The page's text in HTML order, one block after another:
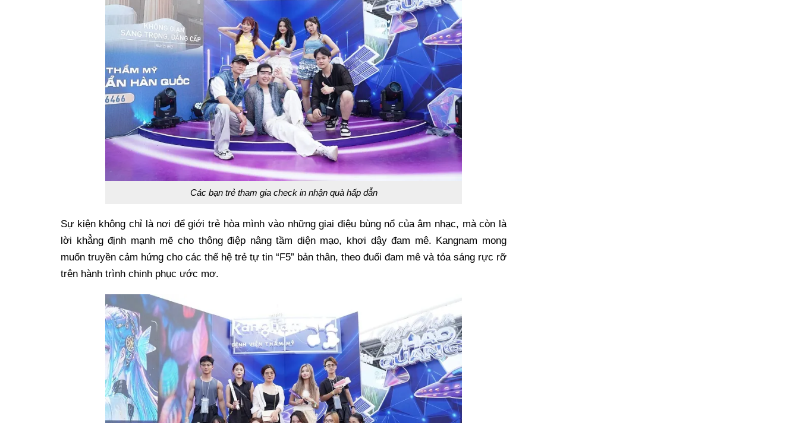
Các bạn trẻ tham gia check in nhận quà hấp dẫn
Sự kiện không chỉ là nơi để giới trẻ hòa mình vào những giai điệu bùng nổ của âm nhạc, mà còn là
lời khẳng định mạnh mẽ cho thông điệp nâng tầm diện mạo, khơi dậy đam mê. Kangnam mong
muốn truyền cảm hứng cho các thế hệ trẻ tự tin “F5” bản thân, theo đuổi đam mê và tỏa sáng rực rỡ
trên hành trình chinh phục ước mơ.